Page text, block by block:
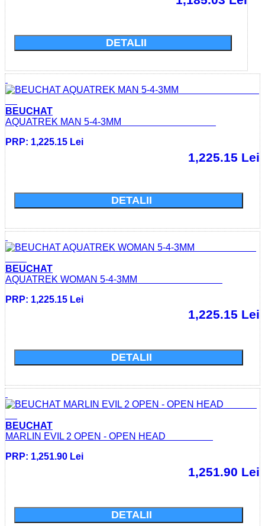
DETALII
BEUCHAT
AQUATREK MAN 5-4-3MM
PRP: 1,225.15 Lei
1,225.15 Lei
DETALII
BEUCHAT
AQUATREK WOMAN 5-4-3MM
PRP: 1,225.15 Lei
1,225.15 Lei
DETALII
BEUCHAT
MARLIN EVIL 2 OPEN - OPEN HEAD
PRP: 1,251.90 Lei
1,251.90 Lei
DETALII